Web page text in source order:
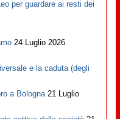
per guardare ai resti dei
24 Luglio 2026
e la caduta (degli
a Bologna 21 Luglio